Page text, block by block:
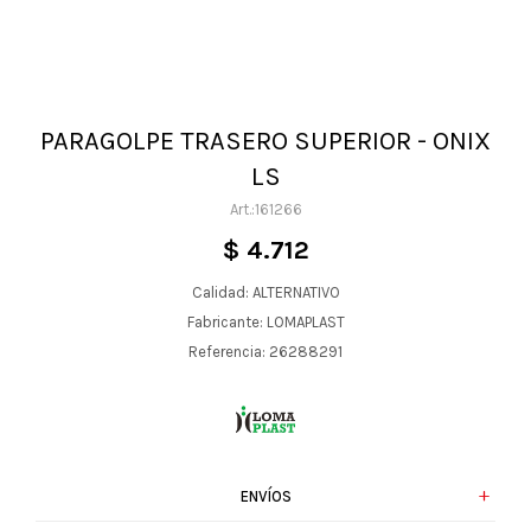
PARAGOLPE TRASERO SUPERIOR - ONIX
LS
161266
$ 4.712
Calidad: ALTERNATIVO
Fabricante: LOMAPLAST
Referencia: 26288291
ENVÍOS